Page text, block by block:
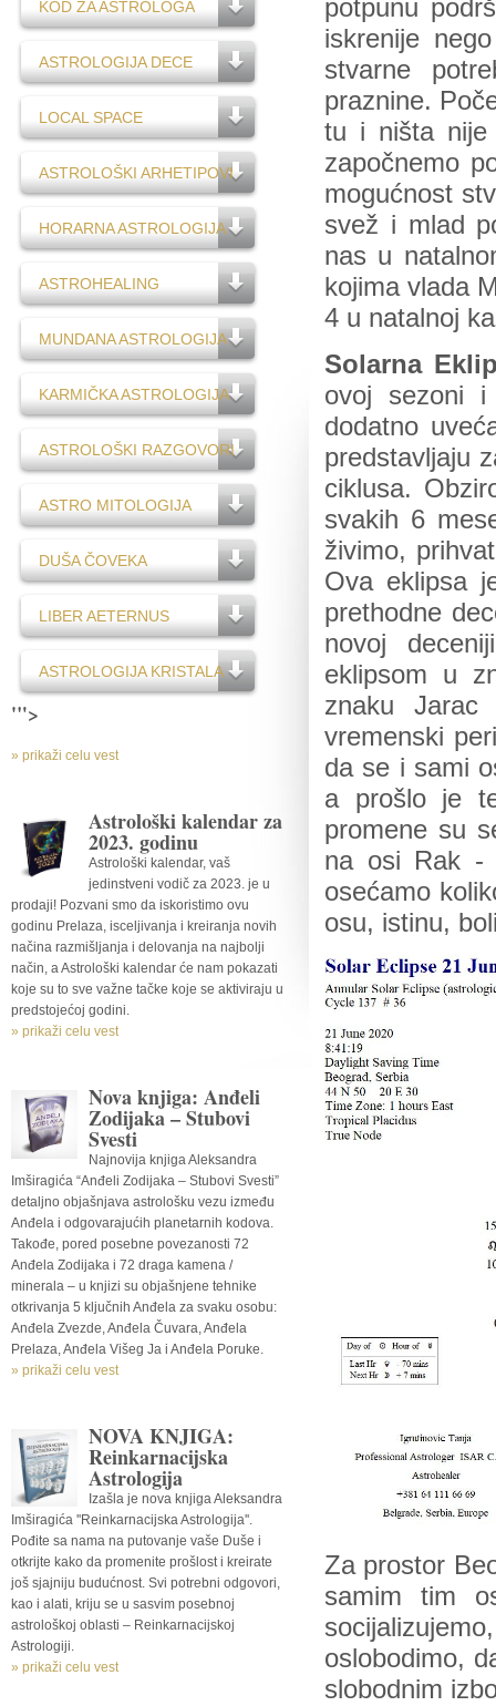
KOD ZA ASTROLOGA
ASTROLOGIJA DECE
LOCAL SPACE
ASTROLOŠKI ARHETIPOVI
HORARNA ASTROLOGIJA
ASTROHEALING
MUNDANA ASTROLOGIJA
KARMIČKA ASTROLOGIJA
ASTROLOŠKI RAZGOVORI
ASTRO MITOLOGIJA
DUŠA ČOVEKA
LIBER AETERNUS
ASTROLOGIJA KRISTALA
'">
» prikaži celu vest
Astrološki kalendar za
2023. godinu
Astrološki kalendar, vaš
jedinstveni vodič za 2023. je u
prodaji! Pozvani smo da iskoristimo ovu
godinu Prelaza, isceljivanja i kreiranja novih
načina razmišljanja i delovanja na najbolji
način, a Astrološki kalendar će nam pokazati
koje su to sve važne tačke koje se aktiviraju u
predstojećoj godini.
» prikaži celu vest
Nova knjiga: Anđeli
Zodijaka – Stubovi
Svesti
Najnovija knjiga Aleksandra
Imširagića “Anđeli Zodijaka – Stubovi Svesti”
detaljno objašnjava astrološku vezu između
Anđela i odgovarajućih planetarnih kodova.
Takođe, pored posebne povezanosti 72
Anđela Zodijaka i 72 draga kamena /
minerala – u knjizi su objašnjene tehnike
otkrivanja 5 ključnih Anđela za svaku osobu:
Anđela Zvezde, Anđela Čuvara, Anđela
Prelaza, Anđela Višeg Ja i Anđela Poruke.
» prikaži celu vest
NOVA KNJIGA:
Reinkarnacijska
Astrologija
Izašla je nova knjiga Aleksandra
Imširagića ''Reinkarnacijska Astrologija''.
Pođite sa nama na putovanje vaše Duše i
otkrijte kako da promenite prošlost i kreirate
još sjajniju budućnost. Svi potrebni odgovori,
kao i alati, kriju se u sasvim posebnoj
astrološkoj oblasti – Reinkarnacijskoj
Astrologiji.
» prikaži celu vest
potpunu
iskrenije
stvarne
praznine.
tu i ništa nije
započnemo
mogućnost
svež i mlad
nas u
kojima vlada
4 u natalnoj
Solarna
ovoj sezoni
dodatno
predstavljaju
ciklusa.
svakih 6
živimo,
Ova eklipsa
prethodne
novoj
eklipsom u
znaku
vremenski
da se i sami
a prošlo je
promene su
na osi Rak -
osećamo
osu, istinu,
Za prostor
samim tim
oslobodimo,
slobodnim